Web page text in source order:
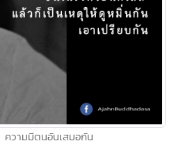
วามมีตนอันเสมอกัน